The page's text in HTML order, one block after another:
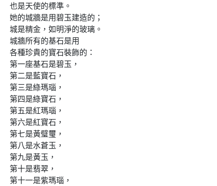
也是天使的標準。
她的城牆是用碧玉建造的；
城是精金，如明淨的玻璃。
城牆所有的基石是用
各種珍貴的寶石裝飾的：
第一座基石是碧玉，
第二是藍寶石，
第三是綠瑪瑙，
第四是綠寶石，
第五是紅瑪瑙，
第六是紅寶石，
第七是黃璧璽，
第八是水蒼玉，
第九是黃玉，
第十是翡翠，
第十一是紫瑪瑙，